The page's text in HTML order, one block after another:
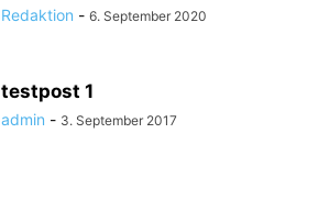
Redaktion - 6. September 2020
testpost 1
admin - 3. September 2017